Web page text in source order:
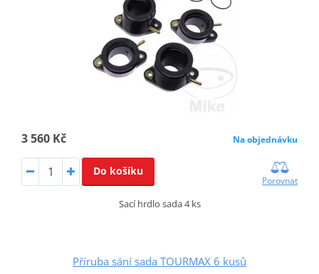
3 560 Kč Na objednávku
Do košíku
Porovnat
Sací hrdlo sada 4 ks
Příruba sání sada TOURMAX 6 kusů